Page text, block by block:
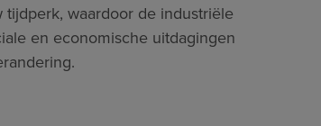
waardoor de industriële
en economische uitdagingen